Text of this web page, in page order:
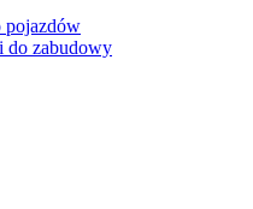
pojazdów
do zabudowy